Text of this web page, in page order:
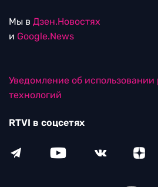
Мы в Дзен.Новостях
и Google.News
Уведомление об
технологий
RTVI в соцсетях